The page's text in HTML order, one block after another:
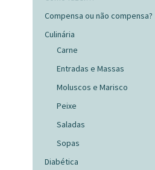
Compensa ou não compensa?
Culinária
Carne
Entradas e Massas
Moluscos e Marisco
Peixe
Saladas
Sopas
Diabética